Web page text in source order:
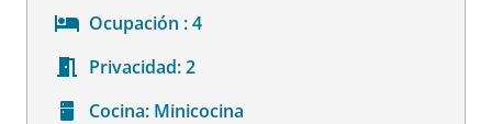
Ocupación :4
Privacidad:2
Cocina: Minicocina